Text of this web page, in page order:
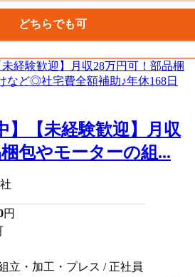
どちらでも可
】【未経験歓迎】月収
包やモーターの組...
円
立・加工・プレス / 正社員